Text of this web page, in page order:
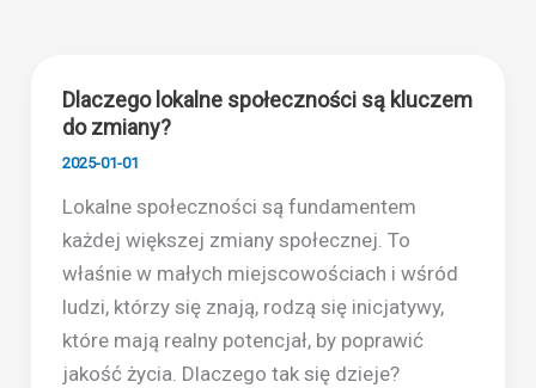
Dlaczego lokalne społeczności są kluczem
do zmiany?
2025-01-01
Lokalne społeczności są fundamentem
każdej większej zmiany społecznej. To
właśnie w małych miejscowościach i wśród
ludzi, którzy się znają, rodzą się inicjatywy,
które mają realny potencjał, by poprawić
jakość życia. Dlaczego tak się dzieje?